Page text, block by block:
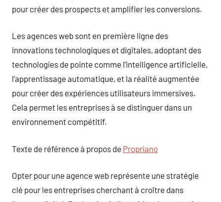
pour créer des prospects et amplifier les conversions.
Les agences web sont en première ligne des
innovations technologiques et digitales, adoptant des
technologies de pointe comme l’intelligence artificielle,
l’apprentissage automatique, et la réalité augmentée
pour créer des expériences utilisateurs immersives.
Cela permet les entreprises à se distinguer dans un
environnement compétitif.
Texte de référence à propos de Propriano
Opter pour une agence web représente une stratégie
clé pour les entreprises cherchant à croître dans